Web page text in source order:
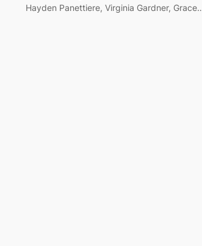
Hayden Panettiere, Virginia Gardner,